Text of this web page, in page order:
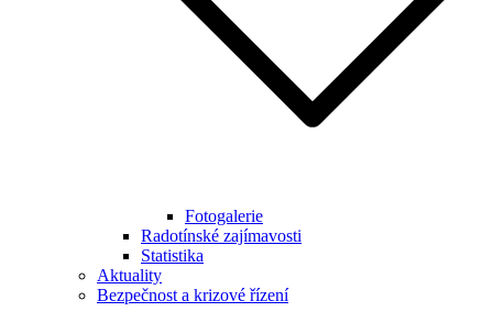
Fotogalerie
Radotínské zajímavosti
Statistika
Aktuality
Bezpečnost a krizové řízení